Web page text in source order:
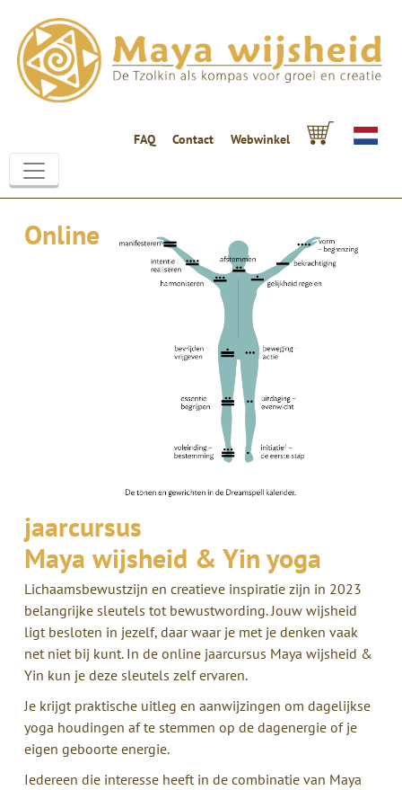
FAQ Contact Webwinkel
Online
jaarcursus
Maya wijsheid & Yin yoga
Lichaamsbewustzijn en creatieve inspiratie zijn in 2023
belangrijke sleutels tot bewustwording. Jouw wijsheid
ligt besloten in jezelf, daar waar je met je denken vaak
net niet bij kunt. In de online jaarcursus Maya wijsheid &
Yin kun je deze sleutels zelf ervaren.
Je krijgt praktische uitleg en aanwijzingen om dagelijkse
yoga houdingen af te stemmen op de dagenergie of je
eigen geboorte energie.
Iedereen die interesse heeft in de combinatie van Maya